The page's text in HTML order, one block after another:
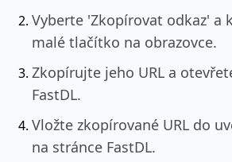
Vyberte 'Zkopírovat odkaz' a
malé tlačítko na obrazovce.
Zkopírujte jeho URL a
FastDL.
Vložte zkopírované URL do
na stránce FastDL.